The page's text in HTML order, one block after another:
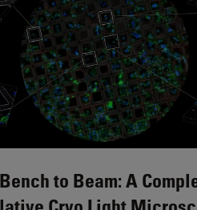
to Beam: A